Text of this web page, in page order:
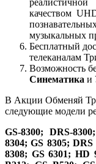
качеством
музыкальных
Бесплатный
телеканалам
Возможность
Синематика и
В Акции Обменяй
следующие модели
GS-8300; DRS-
8304; GS 8305;
8308; GS 6301; HD